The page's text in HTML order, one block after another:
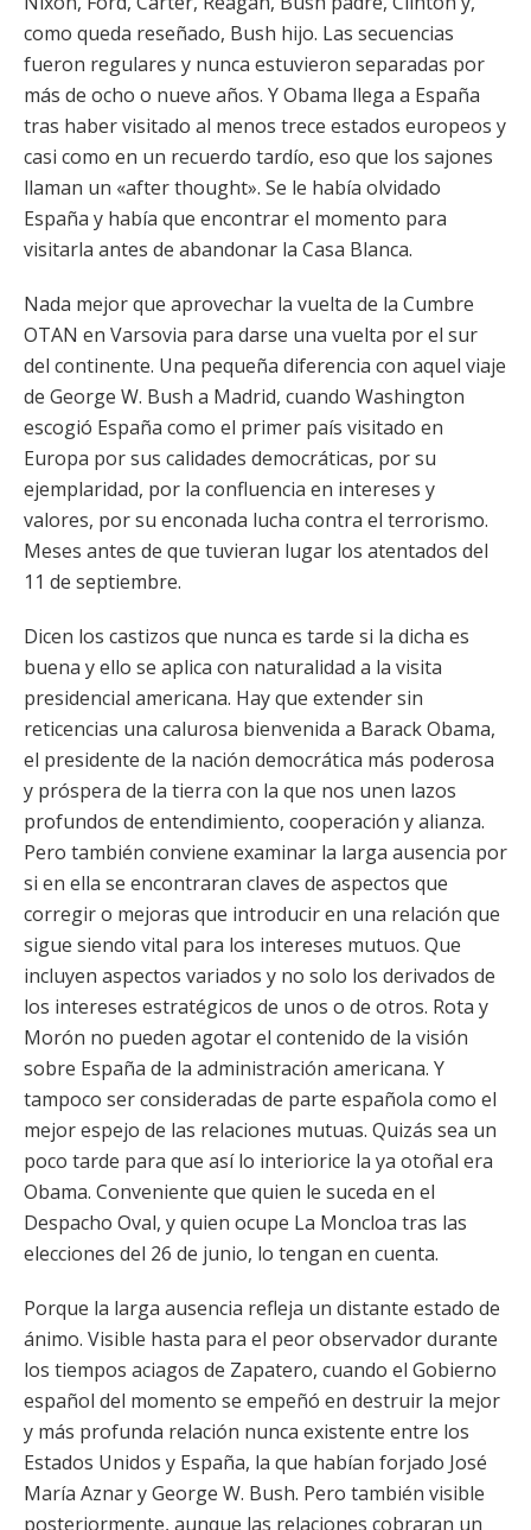
como queda reseñado, Bush hijo. Las secuencias
fueron regulares y nunca estuvieron separadas por
más de ocho o nueve años. Y Obama llega a España
tras haber visitado al menos trece estados europeos y
casi como en un recuerdo tardío, eso que los sajones
llaman un «after thought». Se le había olvidado
España y había que encontrar el momento para
visitarla antes de abandonar la Casa Blanca.
Nada mejor que aprovechar la vuelta de la Cumbre
OTAN en Varsovia para darse una vuelta por el sur
del continente. Una pequeña diferencia con aquel viaje
de George W. Bush a Madrid, cuando Washington
escogió España como el primer país visitado en
Europa por sus calidades democráticas, por su
ejemplaridad, por la confluencia en intereses y
valores, por su enconada lucha contra el terrorismo.
Meses antes de que tuvieran lugar los atentados del
11 de septiembre.
Dicen los castizos que nunca es tarde si la dicha es
buena y ello se aplica con naturalidad a la visita
presidencial americana. Hay que extender sin
reticencias una calurosa bienvenida a Barack Obama,
el presidente de la nación democrática más poderosa
y próspera de la tierra con la que nos unen lazos
profundos de entendimiento, cooperación y alianza.
Pero también conviene examinar la larga ausencia por
si en ella se encontraran claves de aspectos que
corregir o mejoras que introducir en una relación que
sigue siendo vital para los intereses mutuos. Que
incluyen aspectos variados y no solo los derivados de
los intereses estratégicos de unos o de otros. Rota y
Morón no pueden agotar el contenido de la visión
sobre España de la administración americana. Y
tampoco ser consideradas de parte española como el
mejor espejo de las relaciones mutuas. Quizás sea un
poco tarde para que así lo interiorice la ya otoñal era
Obama. Conveniente que quien le suceda en el
Despacho Oval, y quien ocupe La Moncloa tras las
elecciones del 26 de junio, lo tengan en cuenta.
Porque la larga ausencia refleja un distante estado de
ánimo. Visible hasta para el peor observador durante
los tiempos aciagos de Zapatero, cuando el Gobierno
español del momento se empeñó en destruir la mejor
y más profunda relación nunca existente entre los
Estados Unidos y España, la que habían forjado José
María Aznar y George W. Bush. Pero también visible
posteriormente, aunque las relaciones cobraran un